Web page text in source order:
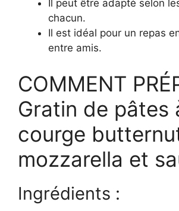
Il peut être adapté selon
chacun.
Il est idéal pour un repas
entre amis.
COMMENT
Gratin de pâtes
courge
mozzarella et
Ingrédients :